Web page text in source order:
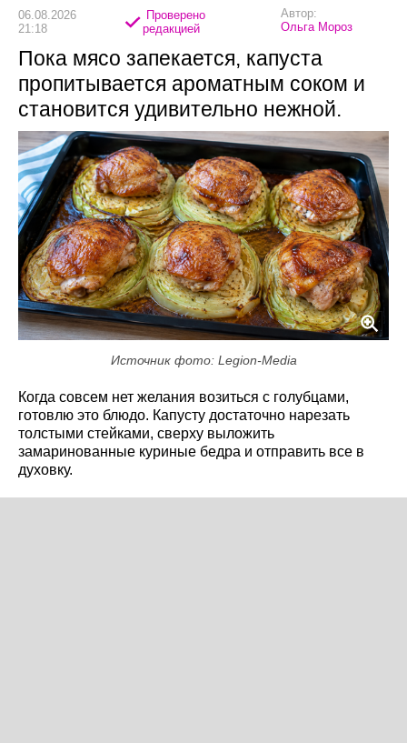
06.08.2026
21:18
Проверено
редакцией
Автор:
Ольга Мороз
Пока мясо запекается, капуста
пропитывается ароматным соком и
становится удивительно нежной.
Источник фото: Legion-Media
Когда совсем нет желания возиться с голубцами,
готовлю это блюдо. Капусту достаточно нарезать
толстыми стейками, сверху выложить
замаринованные куриные бедра и отправить все в
духовку.